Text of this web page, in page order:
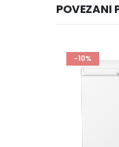
POVEZANI